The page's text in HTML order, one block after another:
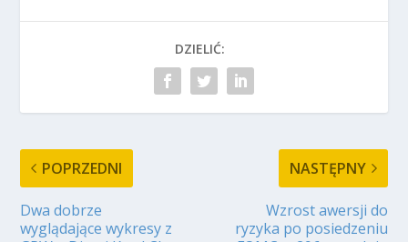
DZIELIĆ:
POPRZEDNI
Dwa dobrze
wyglądające wykresy z
NASTĘPNY
Wzrost awersji do
ryzyka po posiedzeniu